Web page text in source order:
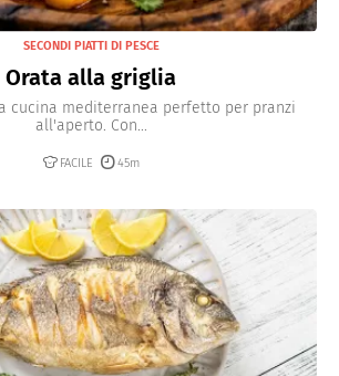
SECONDI PIATTI DI PESCE
Orata alla griglia
cucina mediterranea perfetto per pranzi
all'aperto. Con...
FACILE 45m